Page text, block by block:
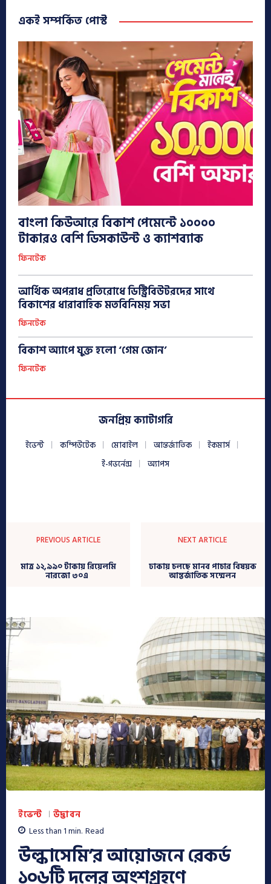
একই সম্পর্কিত পোস্ট
বাংলা কিউআরে বিকাশ পেমেন্টে ১০০০০
টাকারও বেশি ডিসকাউন্ট ও ক্যাশব্যাক
ফিনটেক
আর্থিক অপরাধ প্রতিরোধে ডিস্ট্রিবিউটরদের সাথে
বিকাশের ধারাবাহিক মতবিনিময় সভা
ফিনটেক
বিকাশ অ্যাপে যুক্ত হলো ‘গেম জোন’
ফিনটেক
জনপ্রিয় ক্যাটাগরি
ইভেন্ট কম্পিউটেক মোবাইল আন্তর্জাতিক
ইকমার্স
ই-গভর্নেন্স
অ্যাপস
PREVIOUS ARTICLE
মাত্র ১২,৯৯০ টাকায় রিয়েলমি
নারজো ৩০এ
NEXT ARTICLE
ঢাকায় চলছে মানব পাচার বিষয়ক
আন্তর্জাতিক সম্মেলন